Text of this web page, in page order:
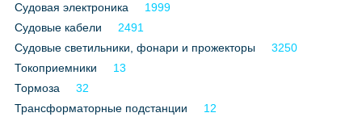
Судовая электроника
1999
Судовые кабели
2491
Судовые светильники, фонари и прожекторы
3250
Токоприемники
13
Тормоза
32
Трансформаторные подстанции
12